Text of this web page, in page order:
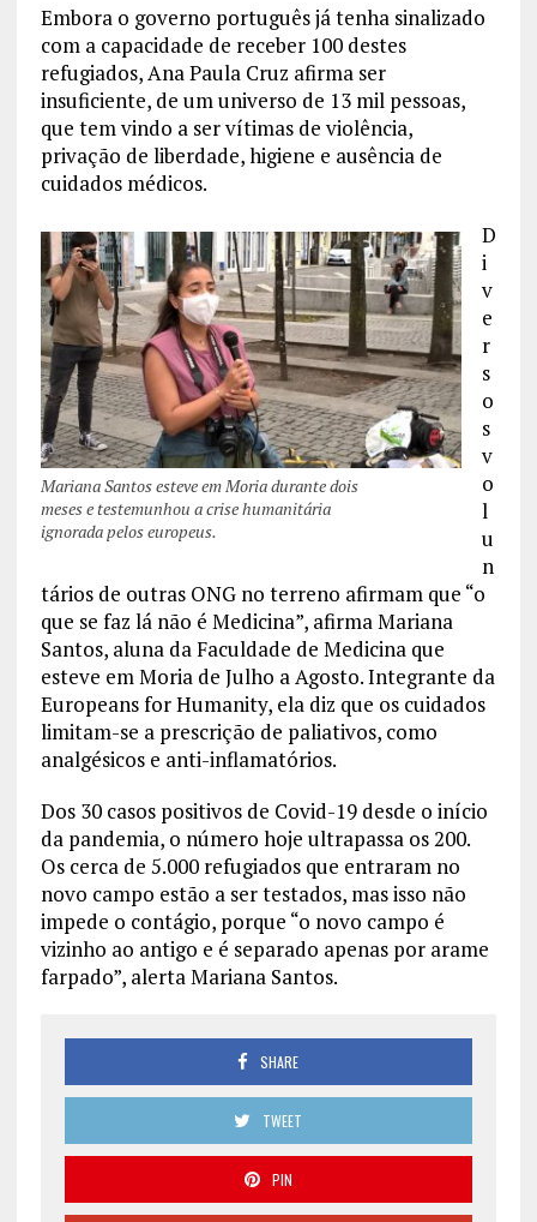
Embora o governo português já tenha sinalizado
com a capacidade de receber 100 destes
refugiados, Ana Paula Cruz afirma ser
insuficiente, de um universo de 13 mil pessoas,
que tem vindo a ser vítimas de violência,
privação de liberdade, higiene e ausência de
cuidados médicos.
Mariana Santos esteve em Moria durante dois
meses e testemunhou a crise humanitária
ignorada pelos europeus.
D
i
v
e
r
s
o
s
v
o
l
u
n
tários de outras ONG no terreno afirmam que “o
que se faz lá não é Medicina”, afirma Mariana
Santos, aluna da Faculdade de Medicina que
esteve em Moria de Julho a Agosto. Integrante da
Europeans for Humanity, ela diz que os cuidados
limitam-se a prescrição de paliativos, como
analgésicos e anti-inflamatórios.
Dos 30 casos positivos de Covid-19 desde o início
da pandemia, o número hoje ultrapassa os 200.
Os cerca de 5.000 refugiados que entraram no
novo campo estão a ser testados, mas isso não
impede o contágio, porque “o novo campo é
vizinho ao antigo e é separado apenas por arame
farpado”, alerta Mariana Santos.
SHARE
TWEET
PIN